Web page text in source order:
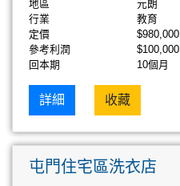
地區
元朗
行業
教育
定價
$980,000
參考利潤
$100,000
回本期
10個月
詳細 收藏
屯門住宅區洗衣店